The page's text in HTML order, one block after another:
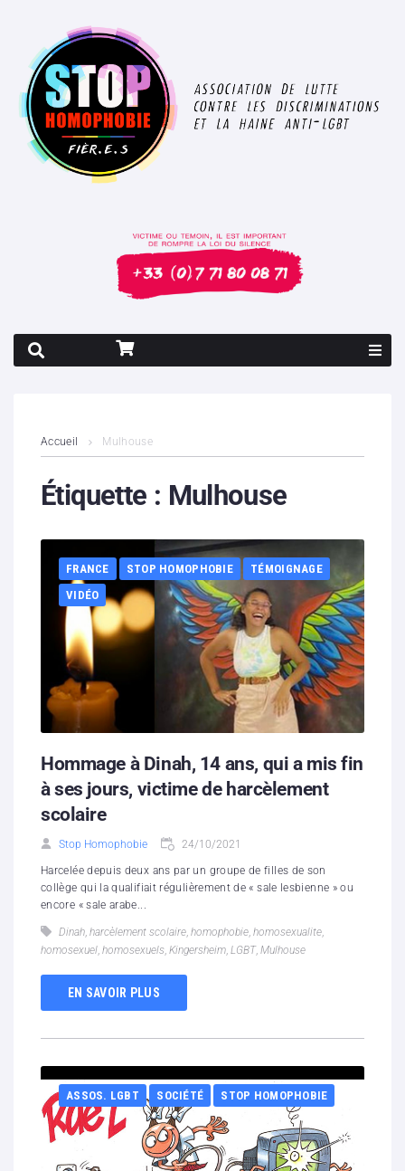
Contenus litigieux
Boutique
Partenaires
Contacts
Hébergement solidaire
Accueil Mulhouse
Étiquette : Mulhouse
FRANCE STOP HOMOPHOBIE
TÉMOIGNAGE
VIDÉO
Hommage à Dinah, 14 ans, qui a mis fin
à ses jours, victime de harcèlement
scolaire
Stop Homophobie 24/10/2021
Harcelée depuis deux ans par un groupe de filles de son
collège qui la qualifiait régulièrement de « sale lesbienne » ou
encore « sale arabe...
Dinah, harcèlement scolaire, homophobie, homosexualite,
homosexuel, homosexuels, Kingersheim, LGBT, Mulhouse
EN SAVOIR PLUS
ASSOS. LGBT SOCIÉTÉ STOP HOMOPHOBIE